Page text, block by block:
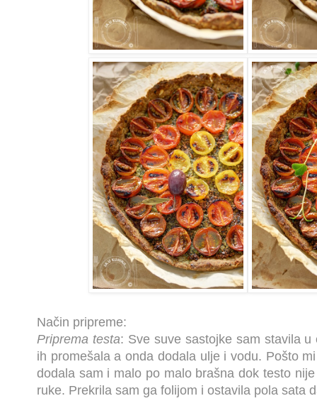
Način pripreme:
Priprema testa: Sve suve sastojke sam stavila
ih promešala a onda dodala ulje i vodu. Pošto
dodala sam i malo po malo brašna dok testo
ruke. Prekrila sam ga folijom i ostavila pola sata